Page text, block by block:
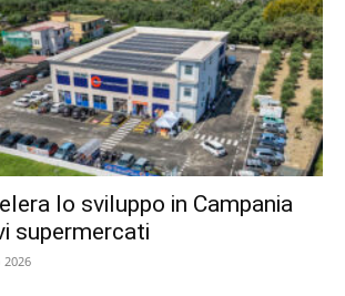
lo sviluppo in Campania
supermercati
2026